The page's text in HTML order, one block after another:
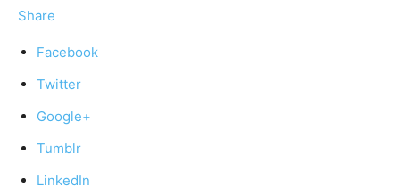
Share
Facebook
Twitter
Google+
Tumblr
LinkedIn